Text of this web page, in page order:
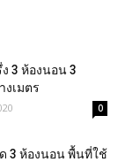
3 ห้องนอน 3
งเมตร
0
3 ห้องนอน พื้นที่ใช้